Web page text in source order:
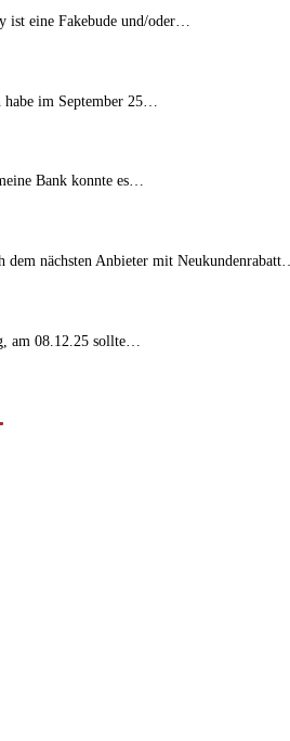
ist eine Fakebude und/oder…
im September 25…
Bank konnte es…
nächsten Anbieter mit Neukundenrabatt…
am 08.12.25 sollte…